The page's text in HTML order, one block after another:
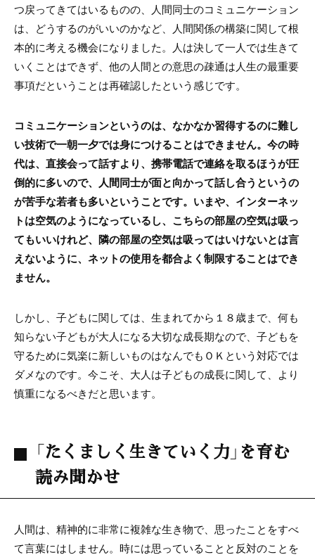
つ戻ってきてはいるものの、人間同士のコミュニケーション
は、どうするのがいいのかなど、人間関係の構築に関して根
本的に考える機会になりました。人は決して一人では生きて
いくことはできず、他の人間との意思の疎通は人生の最重要
事項だということは再確認したという感じです。
コミュニケーションというのは、なかなか習得するのに難し
い技術で一朝一夕では身につけることはできません。今の時
代は、直接会って話すより、携帯電話で連絡を取るほうが圧
倒的に多いので、人間同士が面と向かって話し合うというの
が苦手な若者も多いということです。いまや、インターネッ
トは空気のようになっているし、こちらの部屋の空気は吸っ
てもいいけれど、隣の部屋の空気は吸ってはいけないとは言
えないように、ネットの使用を都合よく制限することはでき
ません。
しかし、子どもに関しては、生まれてから１８歳まで、何も
知らない子どもが大人になる大切な成長期なので、子どもを
守るために気楽に新しいものはなんでもＯＫという対応では
ダメなのです。今こそ、大人は子どもの成長に関して、より
慎重になるべきだと思います。
「たくましく生きていく力」を育む
読み聞かせ
人間は、精神的に非常に複雑な生き物で、思ったことをすべ
て言葉にはしません。時には思っていることと反対のことを